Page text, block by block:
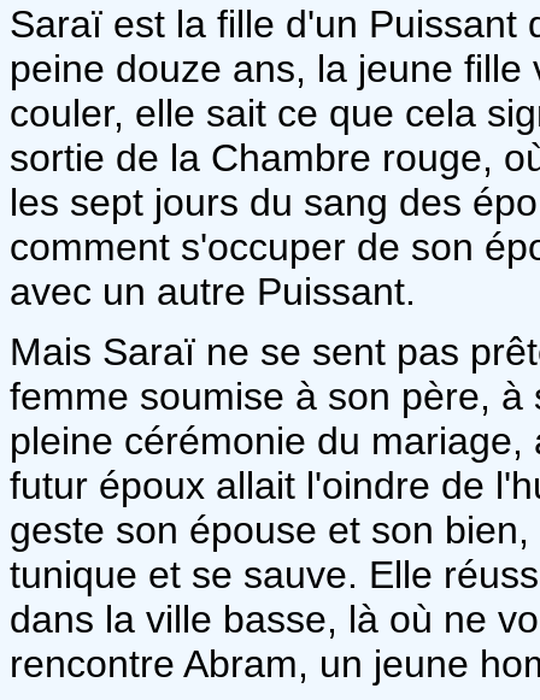
Saraï est la fille d'un Puissant
peine douze ans, la jeune
couler, elle sait ce que cela
sortie de la Chambre rouge,
les sept jours du sang des
comment s'occuper de son
avec un autre Puissant.
Mais Saraï ne se sent pas
femme soumise à son père,
pleine cérémonie du
futur époux allait l'oindre de
geste son épouse et son
tunique et se sauve. Elle
dans la ville basse, là où ne
rencontre Abram, un jeune